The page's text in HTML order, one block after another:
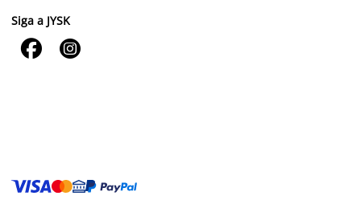
Siga a JYSK
 